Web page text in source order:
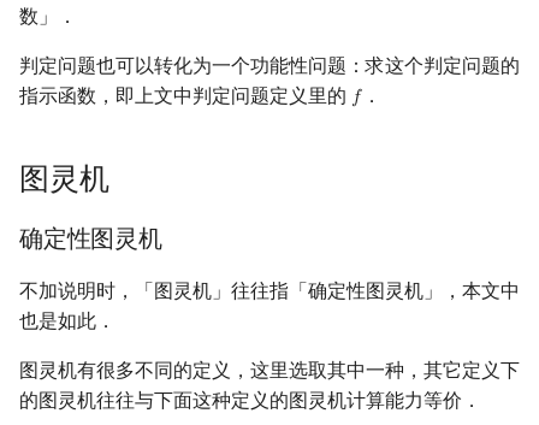
洲阁筛
Stern–Brocot 树与 Farey
二次域
矩阵树定理
LGV 引理
支配树
图上随机游走
NEXPTIME
#P
NSPACE
多项式时间
Strongly polynomial time
强多项式时间
Weakly polynomial time 弱
数」．
判定问题也可以转化为一个功能性问题：求这个判定问题的
指示函数，即上文中判定问题定义里的 𝑓
f ．
图灵机
确定性图灵机
不加说明时，「图灵机」往往指「确定性图灵机」，本文中
也是如此．
图灵机有很多不同的定义，这里选取其中一种，其它定义下
的图灵机往往与下面这种定义的图灵机计算能力等价．